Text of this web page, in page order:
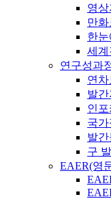
영상
만화
한눈
세계
연구성과
연차
발
인포
국
발간
구
EAER(영